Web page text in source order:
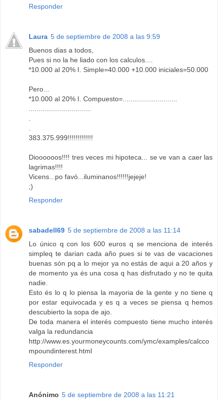
Responder
Laura 5 de septiembre de 2008 a las 9:59
Buenos dias a todos,
Pues si no la he liado con los calculos....
*10.000 al 20% I. Simple=40.000 +10.000 iniciales=50.000
Pero...
*10.000 al 20% I. Compuesto=............................
383.375.999!!!!!!!!!!!!!
Dioooooos!!!! tres veces mi hipoteca... se ve van a caer las
lagrimas!!!!
Vicens...po favó...iluminanos!!!!!!jejeje!
;)
Responder
sabadell69 5 de septiembre de 2008 a las 11:14
Lo único q con los 600 euros q se menciona de interés
simpleq te darian cada año pues si te vas de vacaciones
buenas són pq a lo mejor ya no estás de aqui a 20 años y
de momento ya és una cosa q has disfrutado y no te quita
nadie.
Esto és lo q lo piensa la mayoria de la gente y no tiene q
por estar equivocada y es q a veces se piensa q hemos
descubierto la sopa de ajo.
De toda manera el interés compuesto tiene mucho interés
valga la redundancia
http://www.es.yourmoneycounts.com/ymc/examples/calcco
mpoundinterest.html
Responder
Anónimo 5 de septiembre de 2008 a las 11:21